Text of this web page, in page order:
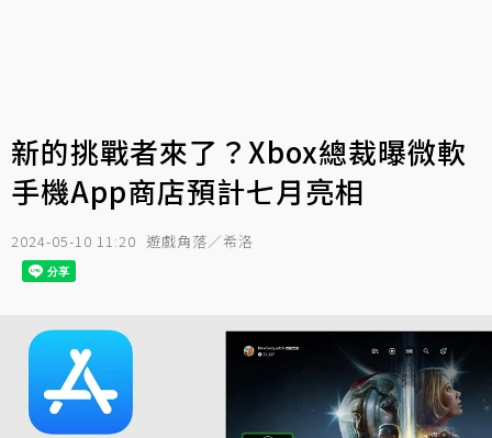
新的挑戰者來了？Xbox總裁曝微軟
手機App商店預計七月亮相
2024-05-10 11:20 遊戲角落／希洛